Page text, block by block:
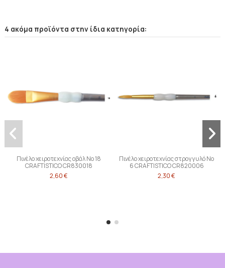
4 ακόμα προϊόντα στην ίδια κατηγορία:
Πινέλο χειροτεχνίας οβάλ Νο 18
CRAFTISTICO CR830018
2,60 €
Πινέλο χειροτεχνίας στρογγυλό Νο
6 CRAFTISTICO CR820006
2,30 €